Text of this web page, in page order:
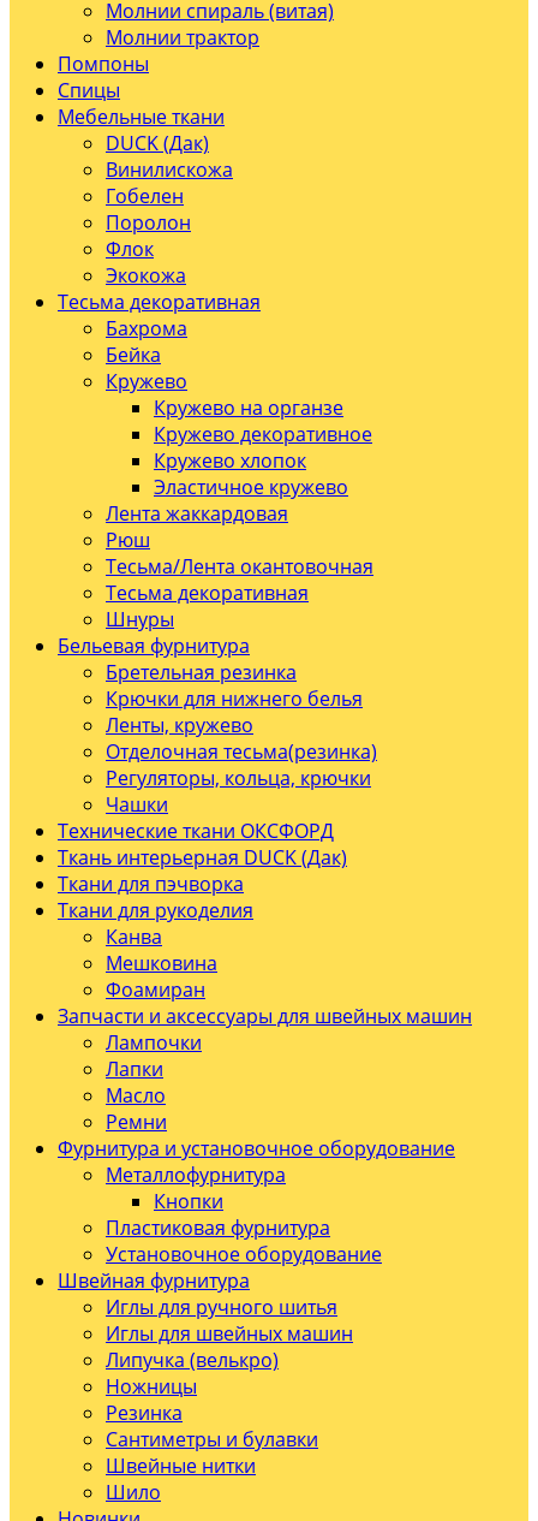
Молнии спираль (витая)
Молнии трактор
Помпоны
Спицы
Мебельные ткани
DUCK (Дак)
Винилискожа
Гобелен
Поролон
Флок
Экокожа
Тесьма декоративная
Бахрома
Бейка
Кружево
Кружево на органзе
Кружево декоративное
Кружево хлопок
Эластичное кружево
Лента жаккардовая
Рюш
Тесьма/Лента окантовочная
Тесьма декоративная
Шнуры
Бельевая фурнитура
Бретельная резинка
Крючки для нижнего белья
Ленты, кружево
Отделочная тесьма(резинка)
Регуляторы, кольца, крючки
Чашки
Технические ткани ОКСФОРД
Ткань интерьерная DUCK (Дак)
Ткани для пэчворка
Ткани для рукоделия
Канва
Мешковина
Фоамиран
Запчасти и аксессуары для швейных машин
Лампочки
Лапки
Масло
Ремни
Фурнитура и установочное оборудование
Металлофурнитура
Кнопки
Пластиковая фурнитура
Установочное оборудование
Швейная фурнитура
Иглы для ручного шитья
Иглы для швейных машин
Липучка (велькро)
Ножницы
Резинка
Сантиметры и булавки
Швейные нитки
Шило